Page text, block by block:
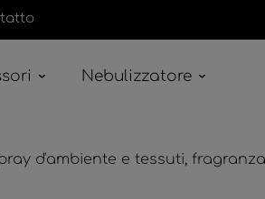
Nebulizzatore
d'ambiente e tessuti,